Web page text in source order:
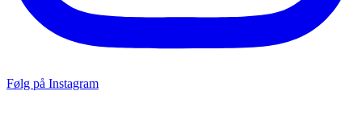
Følg på Instagram